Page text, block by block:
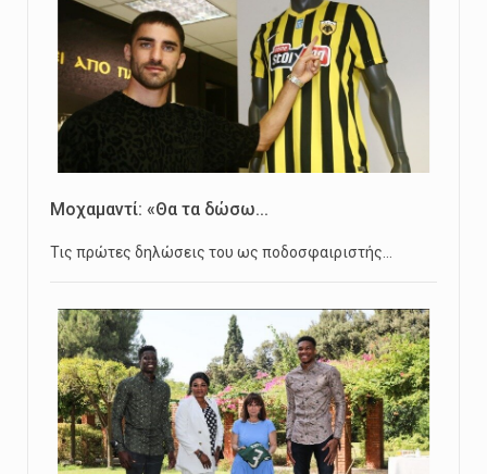
Μοχαμαντί: «Θα τα δώσω...
Τις πρώτες δηλώσεις του ως ποδοσφαιριστής…